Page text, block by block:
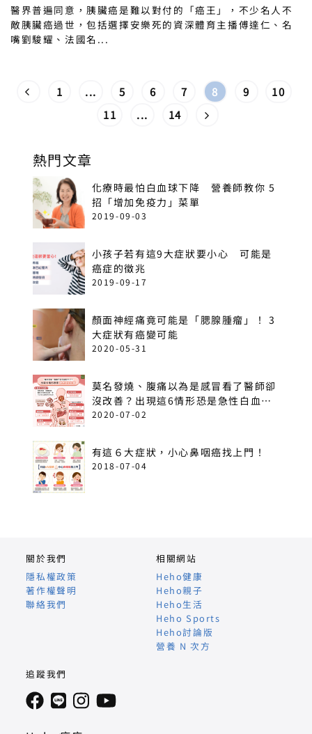
醫界普遍同意，胰臟癌是難以對付的「癌王」，不少名人不
敵胰臟癌過世，包括選擇安樂死的資深體育主播傅達仁、名
嘴劉駿耀、法國名...
1 ... 5 6 7 8 9
10
11
... 14
熱門文章
化療時最怕白血球下降 營養師教你 5
招「增加免疫力」菜單
2019-09-03
小孩子若有這9大症狀要小心 可能是
癌症的徵兆
2019-09-17
顏面神經痛竟可能是「腮腺腫瘤」！ 3
大症狀有癌變可能
2020-05-31
莫名發燒、腹痛以為是感冒看了醫師卻
沒改善？出現這6情形恐是急性白血
病！
2020-07-02
有這６大症狀，小心鼻咽癌找上門！
2018-07-04
關於我們
隱私權政策
著作權聲明
聯絡我們
相關網站
Heho健康
Heho親子
Heho生活
Heho Sports
Heho討論版
營養 N 次方
追蹤我們